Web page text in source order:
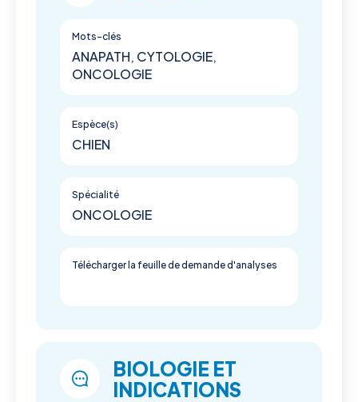
Mots-clés
ANAPATH, CYTOLOGIE,
ONCOLOGIE
Espèce(s)
CHIEN
Spécialité
ONCOLOGIE
Télécharger la feuille de demande d'analyses
BIOLOGIE ET
INDICATIONS